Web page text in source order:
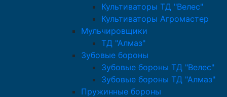
Культиваторы ТД "Велес"
Культиваторы Агромастер
Мульчировщики
ТД "Алмаз"
Зубовые бороны
Зубовые бороны ТД "Велес"
Зубовые бороны ТД "Алмаз"
Пружинные бороны